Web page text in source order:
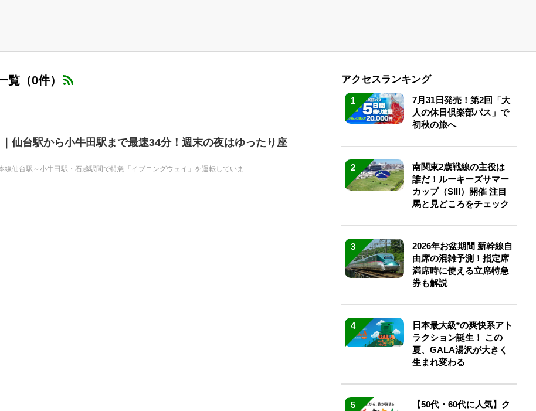
（0件）
仙台駅から小牛田駅まで最速34分！週末の夜はゆったり座
仙台駅～小牛田駅・石越駅間で特急「イブニングウェイ」を運転していま...
アクセスランキング
1
7月31日発売！第2回「大
人の休日倶楽部パス」で
初秋の旅へ
2
南関東2歳戦線の主役は
誰だ！ルーキーズサマー
カップ（SIII）開催 注目
馬と見どころをチェック
3
2026年お盆期間 新幹線自
由席の混雑予測！指定席
満席時に使える立席特急
券も解説
4
日本最大級*の爽快系アト
ラクション誕生！ この
夏、GALA湯沢が大きく
生まれ変わる
5
【50代・60代に人気】ク